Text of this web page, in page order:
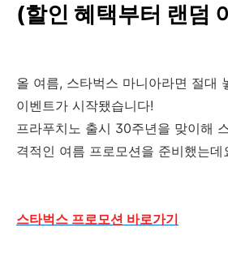
(할인 혜택부터 랜덤
올 여름, 스타벅스 마니아라면 절대
이벤트가 시작됐습니다!
프라푸치노 출시 30주년을 맞이해
격적인 여름 프로모션을 준비했는데
스타벅스 프로모션 바로가기